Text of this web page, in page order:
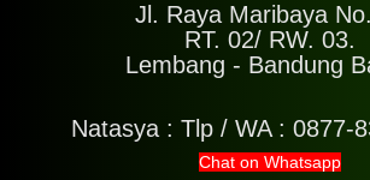
Jl. Raya Maribaya
RT. 02/ RW. 03.
Lembang - Bandung
Natasya : Tlp / WA : 0877-
Chat on Whatsapp